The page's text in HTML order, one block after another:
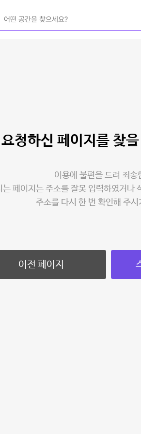
요청하신 페이지를 찾
이용에 불편을 드려 죄송
는 페이지는 주소를 잘못 입력하였거나
주소를 다시 한 번 확인해 주
이전 페이지